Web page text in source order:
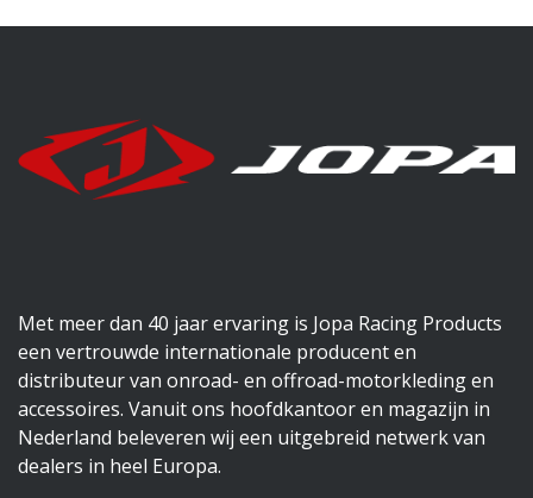
Met meer dan 40 jaar ervaring is Jopa Racing Products
een vertrouwde internationale producent en
distributeur van onroad- en offroad-motorkleding en
accessoires. Vanuit ons hoofdkantoor en magazijn in
Nederland beleveren wij een uitgebreid netwerk van
dealers in heel Europa.